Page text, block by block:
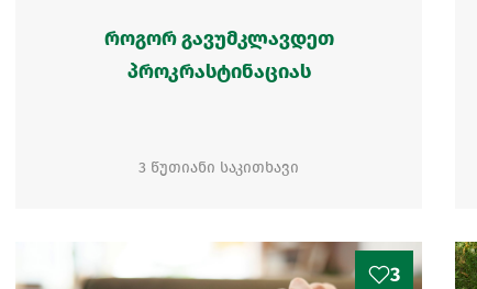
როგორ გავუმკლავდეთ
პროკრასტინაციას
3 წუთიანი საკითხავი
3